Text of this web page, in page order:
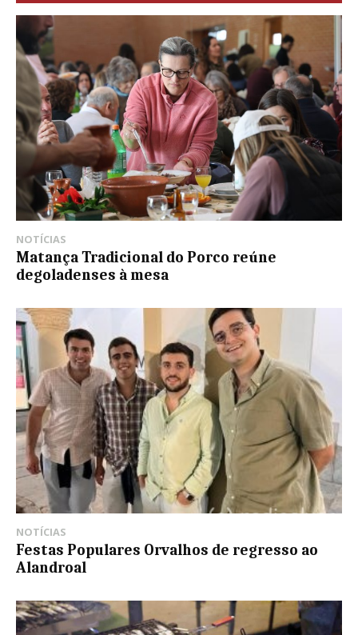
NOTÍCIAS
Matança Tradicional do Porco reúne
degoladenses à mesa
NOTÍCIAS
Festas Populares Orvalhos de regresso ao
Alandroal